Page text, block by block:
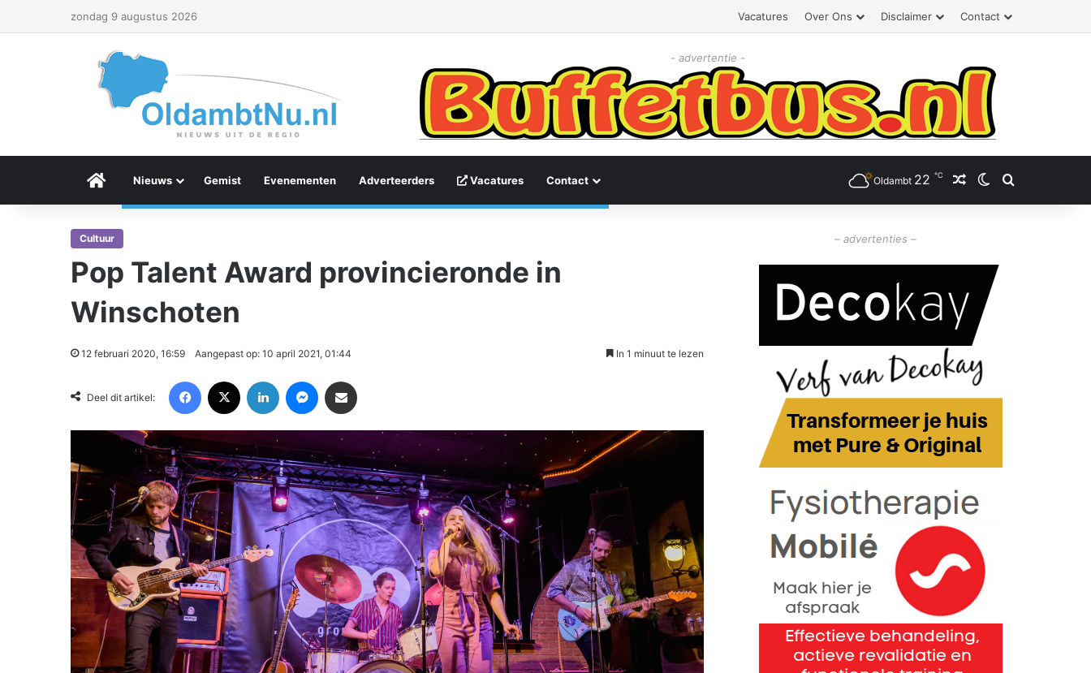
zondag 9 augustus 2026 Vacatures Over Ons Disclaimer Contact
- advertentie -
Menu Item
Nieuws Gemist Evenementen Adverteerders Vacatures Contact Oldambt 22 ℃ Willekeurig artikel
Switch skin
Zoeken
Cultuur
Pop Talent Award provincieronde in
Winschoten
12 februari 2020, 16:59 Aangepast op: 10 april 2021, 01:44 In 1 minuut te lezen
Deel dit artikel:
– advertenties –